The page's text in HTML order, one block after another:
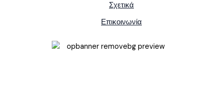
Σχετικά
Επικοινωνία